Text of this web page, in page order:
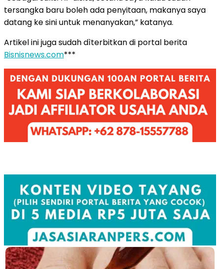
tersangka baru boleh ada penyitaan, makanya saya
datang ke sini untuk menanyakan,” katanya.
Artikel ini juga sudah dìterbitkan di portal berita
Bisnisnews.com***